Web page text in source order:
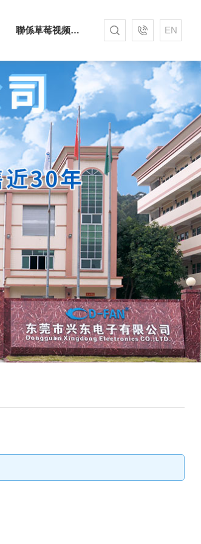
聯係草莓视频APP色污 EN